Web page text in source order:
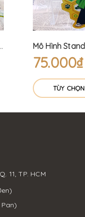
- My Hero Academia (15cm) Bakugo Izuku Shoto
75.000₫
TÙY CHỌN
11, TP. HCM